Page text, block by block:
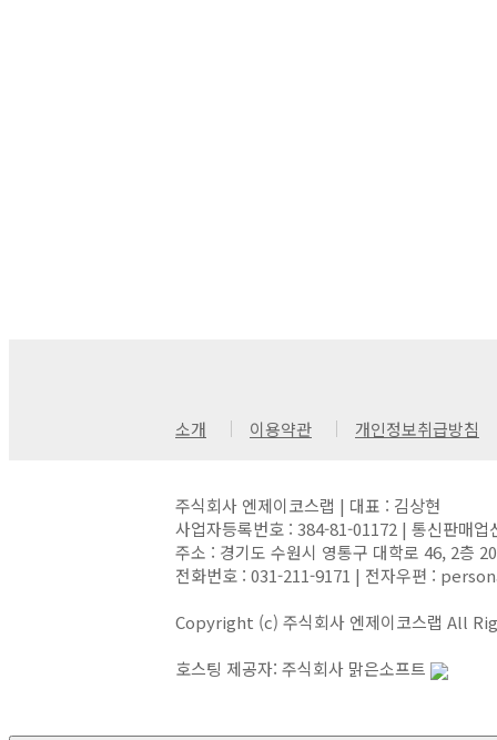
소개 이용약관 개인정보취급방침
주식회사 엔제이코스랩 | 대표 : 김상현
사업자등록번호 : 384-81-01172 | 통신판매
주소 : 경기도 수원시 영통구 대학로 46, 2층
전화번호 : 031-211-9171 | 전자우편 :
Copyright (c) 주식회사 엔제이코스랩 All
호스팅 제공자: 주식회사 맑은소프트